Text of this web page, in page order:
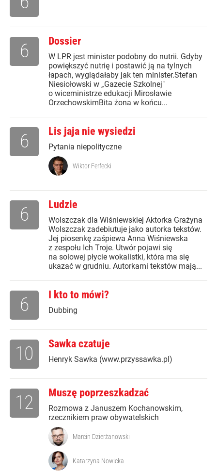
Dossier
W LPR jest minister podobny do nutrii. Gdyby
powiększyć nutrię i postawić ją na tylnych
łapach, wyglądałaby jak ten minister.Stefan
Niesiołowski w „Gazecie Szkolnej"
o wiceministrze edukacji Mirosławie
OrzechowskimBita żona w końcu...
6
Lis jaja nie wysiedzi
Pytania niepolityczne
6
Wiktor Ferfecki
Ludzie
Wolszczak dla Wiśniewskiej Aktorka Grażyna
Wolszczak zadebiutuje jako autorka tekstów.
Jej piosenkę zaśpiewa Anna Wiśniewska
z zespołu Ich Troje. Utwór pojawi się
na solowej płycie wokalistki, która ma się
ukazać w grudniu. Autorkami tekstów mają...
6
I kto to mówi?
Dubbing
6
Sawka czatuje
Henryk Sawka (www.przyssawka.pl)
10
Muszę poprzeszkadzać
Rozmowa z Januszem Kochanowskim,
rzecznikiem praw obywatelskich
12
Marcin Dzierżanowski
Katarzyna Nowicka